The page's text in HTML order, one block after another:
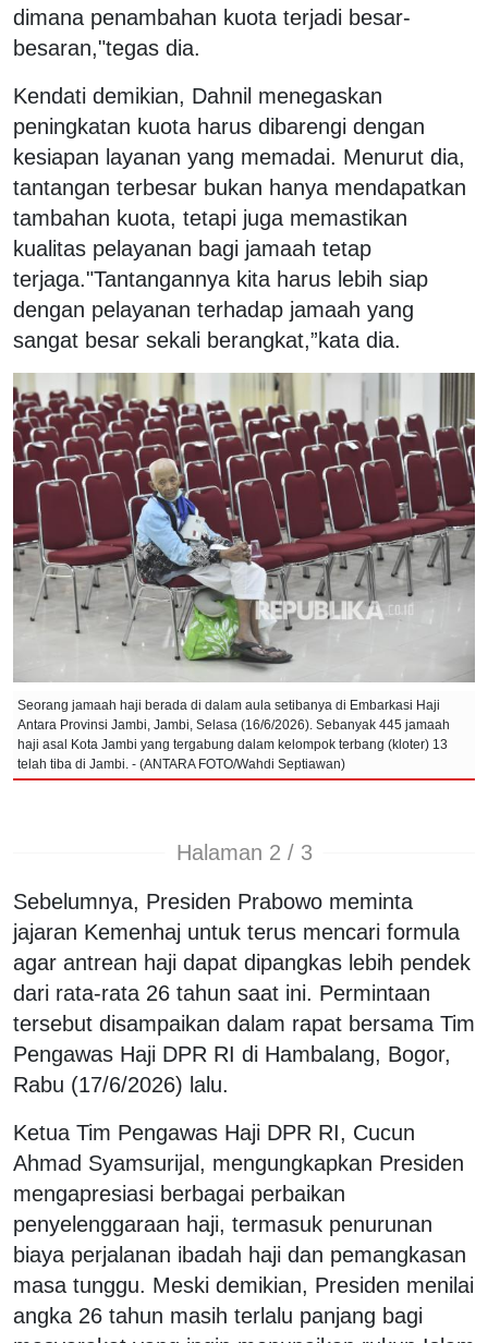
dimana penambahan kuota terjadi besar-
besaran,"tegas dia.
Kendati demikian, Dahnil menegaskan
peningkatan kuota harus dibarengi dengan
kesiapan layanan yang memadai. Menurut dia,
tantangan terbesar bukan hanya mendapatkan
tambahan kuota, tetapi juga memastikan
kualitas pelayanan bagi jamaah tetap
terjaga."Tantangannya kita harus lebih siap
dengan pelayanan terhadap jamaah yang
sangat besar sekali berangkat,”kata dia.
Seorang jamaah haji berada di dalam aula setibanya di Embarkasi Haji
Antara Provinsi Jambi, Jambi, Selasa (16/6/2026). Sebanyak 445 jamaah
haji asal Kota Jambi yang tergabung dalam kelompok terbang (kloter) 13
telah tiba di Jambi. - (ANTARA FOTO/Wahdi Septiawan)
Halaman 2 / 3
Sebelumnya, Presiden Prabowo meminta
jajaran Kemenhaj untuk terus mencari formula
agar antrean haji dapat dipangkas lebih pendek
dari rata-rata 26 tahun saat ini. Permintaan
tersebut disampaikan dalam rapat bersama Tim
Pengawas Haji DPR RI di Hambalang, Bogor,
Rabu (17/6/2026) lalu.
Ketua Tim Pengawas Haji DPR RI, Cucun
Ahmad Syamsurijal, mengungkapkan Presiden
mengapresiasi berbagai perbaikan
penyelenggaraan haji, termasuk penurunan
biaya perjalanan ibadah haji dan pemangkasan
masa tunggu. Meski demikian, Presiden menilai
angka 26 tahun masih terlalu panjang bagi